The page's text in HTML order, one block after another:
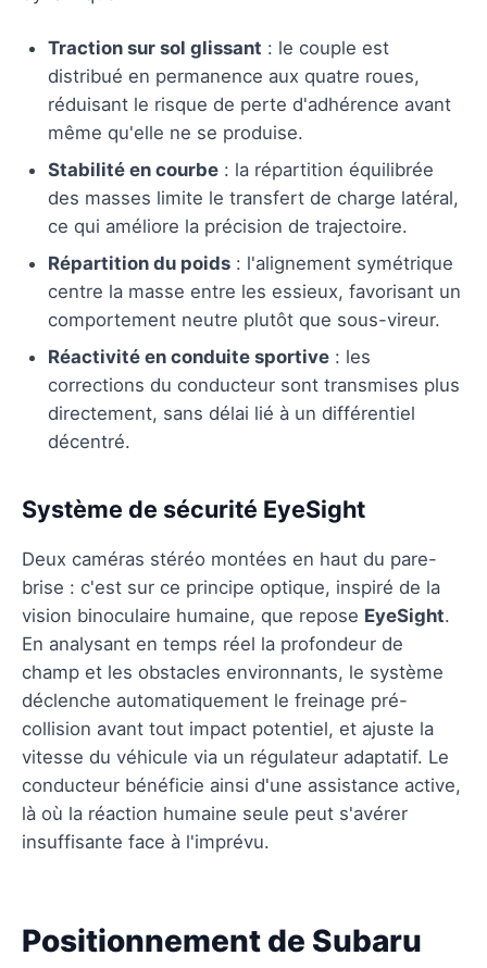
Traction sur sol glissant : le couple est
distribué en permanence aux quatre roues,
réduisant le risque de perte d'adhérence avant
même qu'elle ne se produise.
Stabilité en courbe : la répartition équilibrée
des masses limite le transfert de charge latéral,
ce qui améliore la précision de trajectoire.
Répartition du poids : l'alignement symétrique
centre la masse entre les essieux, favorisant un
comportement neutre plutôt que sous-vireur.
Réactivité en conduite sportive : les
corrections du conducteur sont transmises plus
directement, sans délai lié à un différentiel
décentré.
Système de sécurité EyeSight
Deux caméras stéréo montées en haut du pare-
brise : c'est sur ce principe optique, inspiré de la
vision binoculaire humaine, que repose EyeSight.
En analysant en temps réel la profondeur de
champ et les obstacles environnants, le système
déclenche automatiquement le freinage pré-
collision avant tout impact potentiel, et ajuste la
vitesse du véhicule via un régulateur adaptatif. Le
conducteur bénéficie ainsi d'une assistance active,
là où la réaction humaine seule peut s'avérer
insuffisante face à l'imprévu.
Positionnement de Subaru